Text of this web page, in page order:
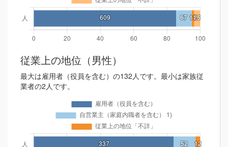
従業上の地位（男性）
最大は雇用者（役員を含む）の132人です。最小は家族従
業者の2人です。